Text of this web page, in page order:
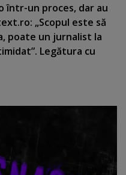
într-un proces, dar au
„Scopul este să
poate un jurnalist la
Legătura cu